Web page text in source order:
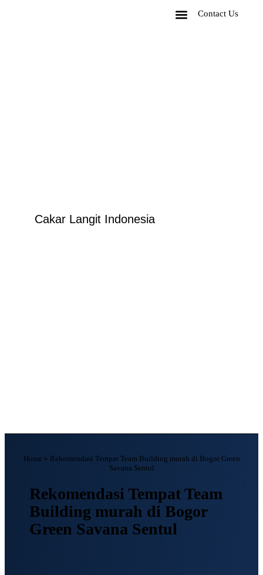
Cakar Langit Indonesia
Contact Us
Home » Rekomendasi Tempat Team Building murah di Bogor Green
Savana Sentul
Rekomendasi Tempat Team
Building murah di Bogor
Green Savana Sentul